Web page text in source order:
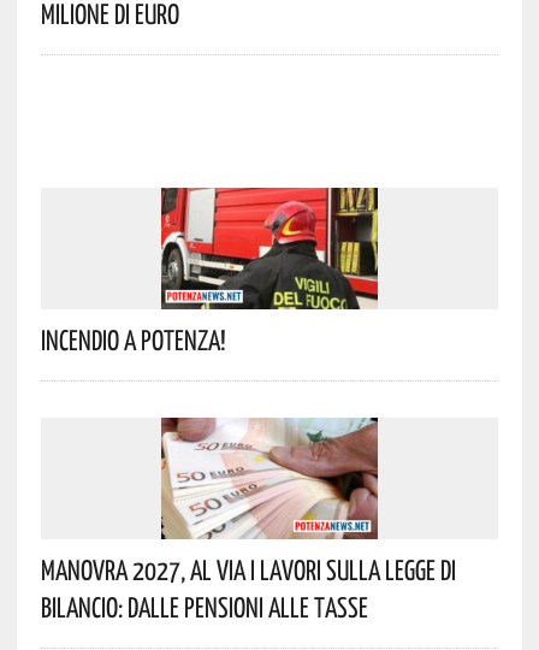
Milione Di Euro
Incendio A Potenza!
Manovra 2027, Al Via I Lavori Sulla Legge Di
Bilancio: Dalle Pensioni Alle Tasse